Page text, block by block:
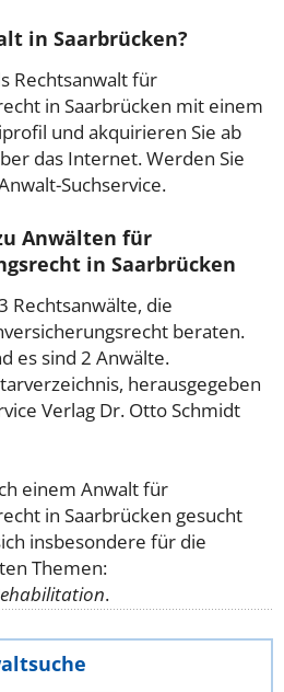
in Saarbrücken?
Rechtsanwalt für
in Saarbrücken mit einem
und akquirieren Sie ab
das Internet. Werden Sie
Suchservice.
Anwälten für
in Saarbrücken
Rechtsanwälte, die
beraten.
es sind 2 Anwälte.
herausgegeben
Verlag Dr. Otto Schmidt
einem Anwalt für
in Saarbrücken gesucht
insbesondere für die
Themen:
.